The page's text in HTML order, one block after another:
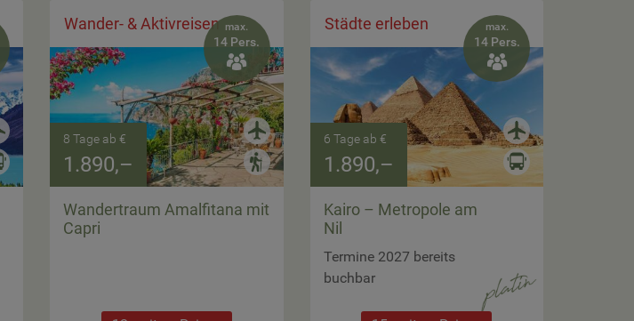
max.
14 Pers.

Wander- & Aktivreisen
8 Tage ab €
1.890,–
Wandertraum Amalfitana mit
Capri
max.
14 Pers.

Städte erleben
6 Tage ab €
1.890,–
Kairo – Metropole am
Nil
Termine 2027 bereits
buchbar